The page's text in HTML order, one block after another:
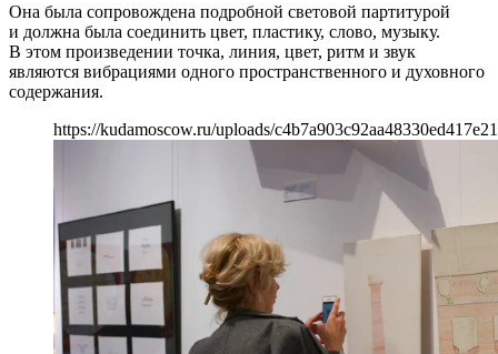
Она была сопровождена подробной световой партитурой
и должна была соединить цвет, пластику, слово, музыку.
В этом произведении точка, линия, цвет, ритм и звук
являются вибрациями одного пространственного и духовного
содержания.
https://kudamoscow.ru/uploads/